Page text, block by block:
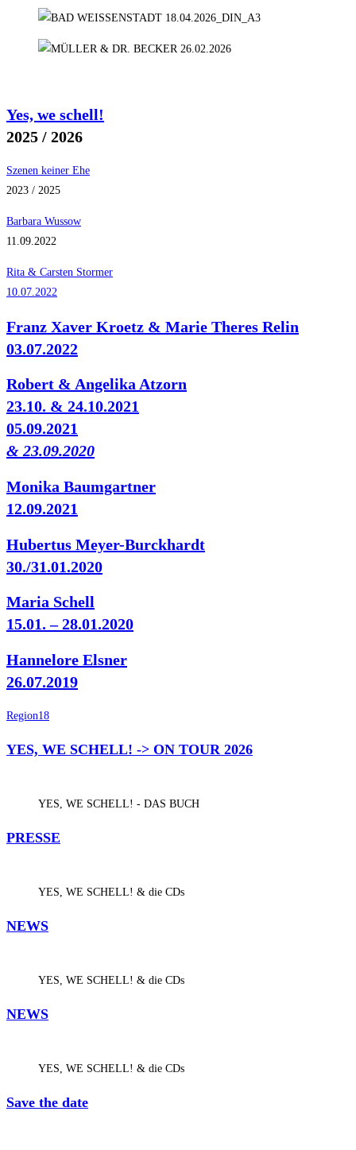
Yes, we schell!
2025 / 2026
Szenen keiner Ehe
2023 / 2025
Barbara Wussow
11.09.2022
Rita & Carsten Stormer
10.07.2022
Franz Xaver Kroetz & Marie Theres Relin
03.07.2022
Robert & Angelika Atzorn
23.10. & 24.10.2021
05.09.2021
& 23.09.2020
Monika Baumgartner
12.09.2021
Hubertus Meyer-Burckhardt
30./31.01.2020
Maria Schell
15.01. – 28.01.2020
Hannelore Elsner
26.07.2019
Region18
YES, WE SCHELL! -> ON TOUR 2026
YES, WE SCHELL! - DAS BUCH
PRESSE
YES, WE SCHELL! & die CDs
NEWS
YES, WE SCHELL! & die CDs
NEWS
YES, WE SCHELL! & die CDs
Save the date